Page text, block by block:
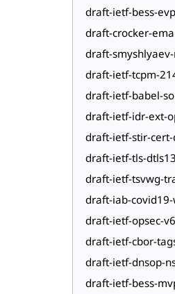
draft-ietf-bess-
draft-crocker-
draft-
draft-ietf-tcpm-
draft-ietf-babel-
draft-ietf-idr-ext-
draft-ietf-stir-
draft-ietf-tls-
draft-ietf-tsvwg-
draft-iab-
draft-ietf-opsec-v6
draft-ietf-cbor-
draft-ietf-dnsop-
draft-ietf-bess-